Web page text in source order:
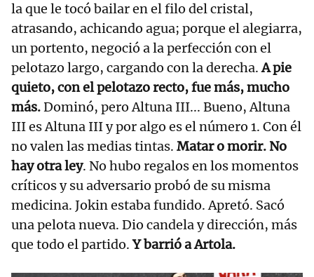
la que le tocó bailar en el filo del cristal,
atrasando, achicando agua; porque el alegiarra,
un portento, negoció a la perfección con el
pelotazo largo, cargando con la derecha.A pie
quieto, con el pelotazo recto, fue más, mucho
más.Dominó, pero Altuna III... Bueno, Altuna
III es Altuna III y por algo es el número 1. Con él
no valen las medias tintas. Matar o morir. No
hay otra ley. No hubo regalos en los momentos
críticos y su adversario probó de su misma
medicina. Jokin estaba fundido. Apretó. Sacó
una pelota nueva. Dio candela y dirección, más
que todo el partido.Y barrió a Artola.